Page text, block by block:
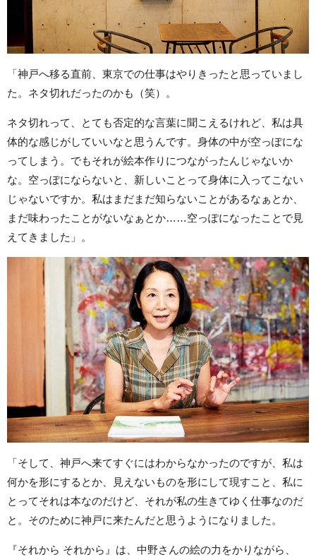
「神戸へ移る直前、東京での仕事はやりきったと思っていまし
た。ネタ切れだったのかも（笑）。
ネタ切れって、とても否定的な言葉に聞こえるけれど、私は具
体的な感じがしていいなと思うんです。身体の中が空っぽにな
ってしまう。でもそれが絵本作りにつながったんじゃないか
な。空っぽにならないと、新しいことって身体に入ってこない
じゃないですか。私はまだまだ知らないことがあるなぁとか、
まだ味わったことがないなぁとか……空っぽになったことで見
えてきました」。
「そして、神戸へ来てすぐにはわからなかったのですが、私は
何かを形にするとか、見えないものを形にして現すこと、私に
とってそれは本なのだけど、それが私の生きてゆく仕事なのだ
と。そのために神戸に来たんだと思うようになりました。
『それから それから』は、中野さんの絵の力をかりながら、